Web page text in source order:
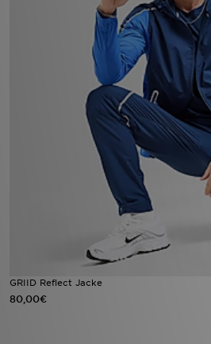
GRIID Reflect Jacke
80,00€